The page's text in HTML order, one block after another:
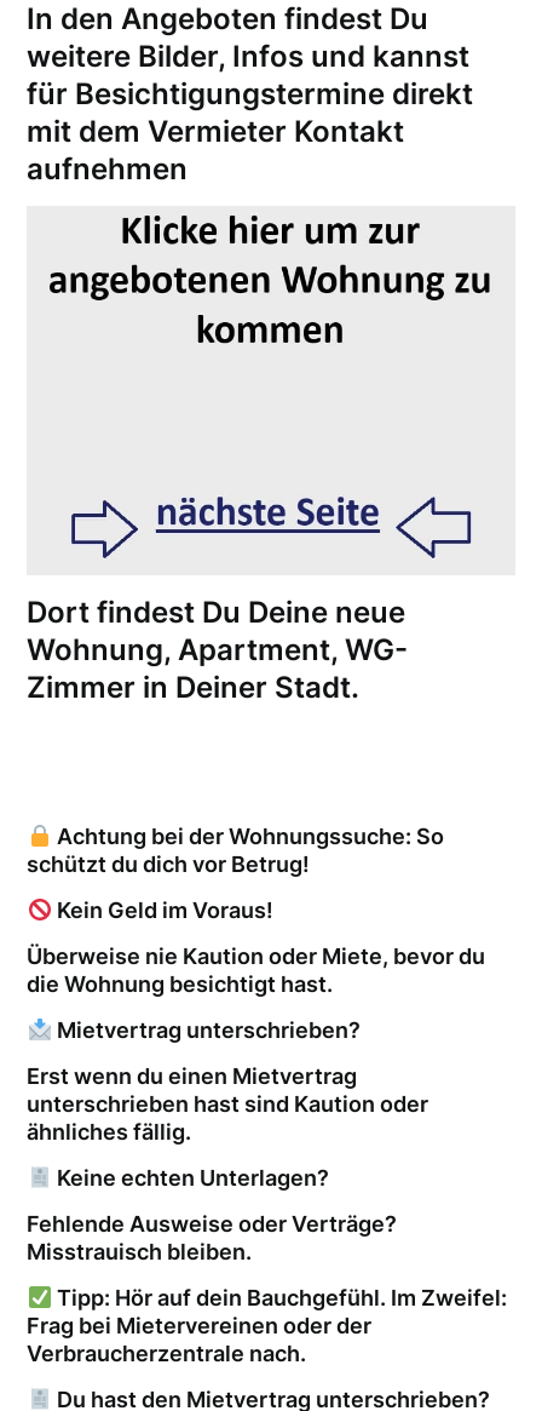
In den Angeboten findest Du
weitere Bilder, Infos und kannst
für Besichtigungstermine direkt
mit dem Vermieter Kontakt
aufnehmen
Dort findest Du Deine neue
Wohnung, Apartment, WG-
Zimmer in Deiner Stadt.
Achtung bei der Wohnungssuche: So
schützt du dich vor Betrug!
Kein Geld im Voraus!
Überweise nie Kaution oder Miete, bevor du
die Wohnung besichtigt hast.
Mietvertrag unterschrieben?
Erst wenn du einen Mietvertrag
unterschrieben hast sind Kaution oder
ähnliches fällig.
Keine echten Unterlagen?
Fehlende Ausweise oder Verträge?
Misstrauisch bleiben.
Tipp: Hör auf dein Bauchgefühl. Im Zweifel:
Frag bei Mietervereinen oder der
Verbraucherzentrale nach.
Du hast den Mietvertrag unterschrieben?